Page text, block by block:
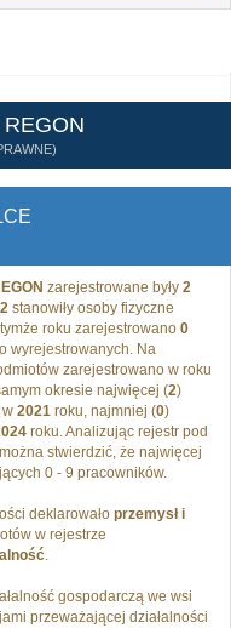
zarejestrowane były 2
2 stanowiły osoby fizyczne
roku zarejestrowano 0
wyrejestrowanych. Na
zarejestrowano w roku
okresie najwięcej (2)
w 2021 roku, najmniej (0)
roku. Analizując rejestr pod
stwierdzić, że najwięcej
0 - 9 pracowników.
deklarowało przemysł i
w rejestrze
.
gospodarczą we wsi
przeważającej działalności